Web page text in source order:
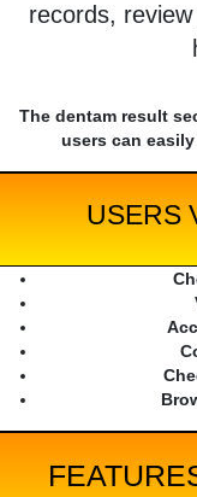
records,
The dentam result
users can
USERS